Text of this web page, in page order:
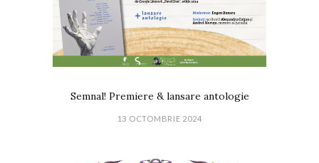
Semnal! Premiere & lansare antologie
13 OCTOMBRIE 2024